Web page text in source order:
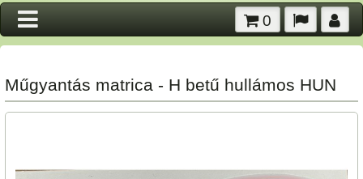
0
Műgyantás matrica - H betű hullámos HUN